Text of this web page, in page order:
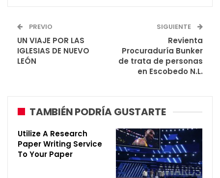
PREVIO
UN VIAJE POR LAS
IGLESIAS DE NUEVO
LEÓN
SIGUIENTE
Revienta
Procuraduría Bunker
de trata de personas
en Escobedo N.L.
TAMBIÉN PODRÍA GUSTARTE
Utilize A Research
Paper Writing Service
To Your Paper